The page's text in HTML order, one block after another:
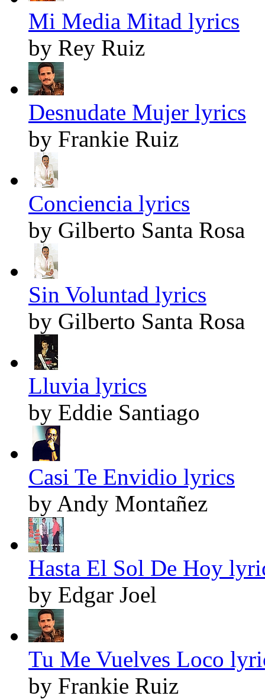
Mi Media Mitad lyrics
by Rey Ruiz
Desnudate Mujer lyrics
by Frankie Ruiz
Conciencia lyrics
by Gilberto Santa Rosa
Sin Voluntad lyrics
by Gilberto Santa Rosa
Lluvia lyrics
by Eddie Santiago
Casi Te Envidio lyrics
by Andy Montañez
Hasta El Sol De Hoy
by Edgar Joel
Tu Me Vuelves Loco
by Frankie Ruiz